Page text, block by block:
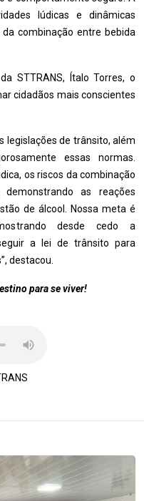
lúdicas e dinâmicas
combinação entre bebida
STTRANS, Ítalo Torres, o
cidadãos mais conscientes
legislações de trânsito, além
essas normas.
os riscos da combinação
as reações
de álcool. Nossa meta é
desde cedo a
a lei de trânsito para
destacou.
para se viver!